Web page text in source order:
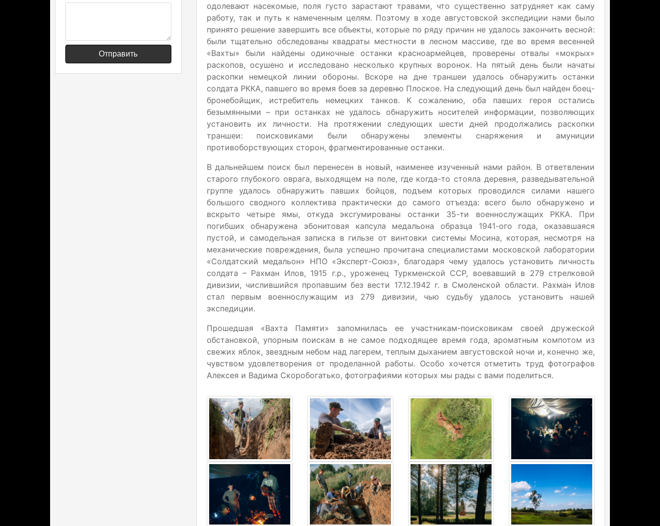
Отправить
одолевают насекомые, поля густо зарастают травами, что существенно затрудняет как саму
работу, так и путь к намеченным целям. Поэтому в ходе августовской экспедиции нами было
принято решение завершить все объекты, которые по ряду причин не удалось закончить весной:
были тщательно обследованы квадраты местности в лесном массиве, где во время весенней
«Вахты» были найдены одиночные останки красноармейцев, проверены отвалы «мокрых»
раскопов, осушено и исследовано несколько крупных воронок. На пятый день были начаты
раскопки немецкой линии обороны. Вскоре на дне траншеи удалось обнаружить останки
солдата РККА, павшего во время боев за деревню Плоское. На следующий день был найден боец-
бронебойщик, истребитель немецких танков. К сожалению, оба павших героя остались
безымянными – при останках не удалось обнаружить носителей информации, позволяющих
установить их личности. На протяжении следующих шести дней продолжались раскопки
траншеи: поисковиками были обнаружены элементы снаряжения и амуниции
противоборствующих сторон, фрагментированные останки.
В дальнейшем поиск был перенесен в новый, наименее изученный нами район. В ответвлении
старого глубокого оврага, выходящем на поле, где когда-то стояла деревня, разведывательной
группе удалось обнаружить павших бойцов, подъем которых проводился силами нашего
большого сводного коллектива практически до самого отъезда: всего было обнаружено и
вскрыто четыре ямы, откуда эксгумированы останки 35-ти военнослужащих РККА. При
погибших обнаружена эбонитовая капсула медальона образца 1941-ого года, оказавшаяся
пустой, и самодельная записка в гильзе от винтовки системы Мосина, которая, несмотря на
механические повреждения, была успешно прочитана специалистами московской лаборатории
«Солдатский медальон» НПО «Эксперт-Союз», благодаря чему удалось установить личность
солдата – Рахман Илов, 1915 г.р., уроженец Туркменской ССР, воевавший в 279 стрелковой
дивизии, числившийся пропавшим без вести 17.12.1942 г. в Смоленской области. Рахман Илов
стал первым военнослужащим из 279 дивизии, чью судьбу удалось установить нашей
экспедиции.
Прошедшая «Вахта Памяти» запомнилась ее участникам-поисковикам своей дружеской
обстановкой, упорным поискам в не самое подходящее время года, ароматным компотом из
свежих яблок, звездным небом над лагерем, теплым дыханием августовской ночи и, конечно же,
чувством удовлетворения от проделанной работы. Особо хочется отметить труд фотографов
Алексея и Вадима Скоробогатько, фотографиями которых мы рады с вами поделиться.